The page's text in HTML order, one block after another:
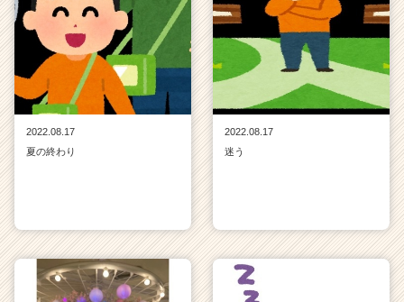
2022.08.17
夏の終わり
2022.08.17
迷う